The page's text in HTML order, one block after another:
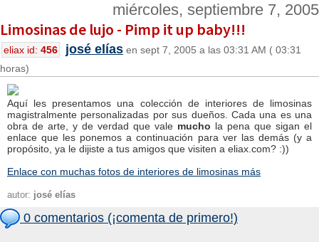
miércoles, septiembre 7, 2005
Limosinas de lujo - Pimp it up baby!!!
eliax id: 456 josé elías en sept 7, 2005 a las 03:31 AM ( 03:31
horas)
Aquí les presentamos una colección de interiores de limosinas
magistralmente personalizadas por sus dueños. Cada una es una
obra de arte, y de verdad que vale mucho la pena que sigan el
enlace que les ponemos a continuación para ver las demás (y a
propósito, ya le dijiste a tus amigos que visiten a eliax.com? :))
Enlace con muchas fotos de interiores de limosinas más
autor: josé elías
0 comentarios (¡comenta de primero!)